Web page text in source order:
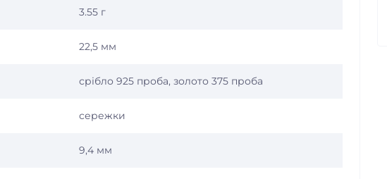
3.55 г
22,5 мм
срібло 925 проба, золото 375 проба
сережки
9,4 мм